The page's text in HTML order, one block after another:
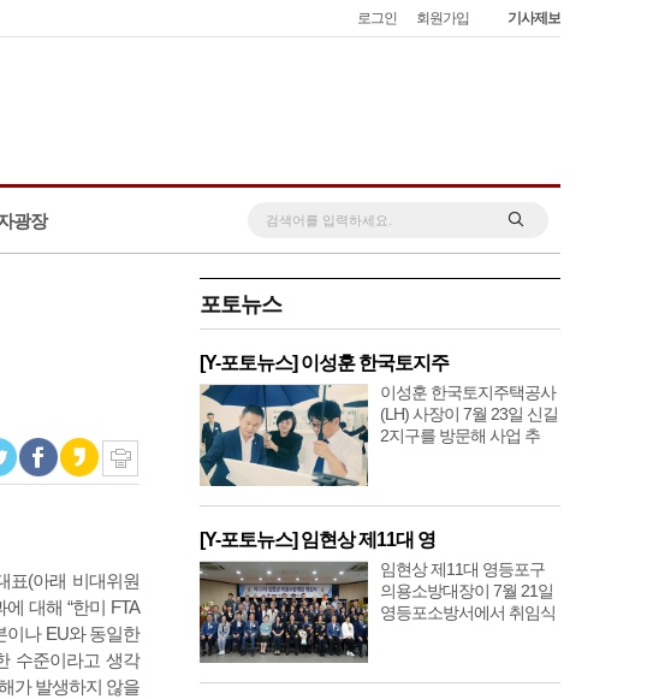
로그인 회원가입 기사제보
광장
표(아래 비대위원
대해 “한미 FTA
이나 EU와 동일한
수준이라고 생각
가 발생하지 않을
포토뉴스
[Y-포토뉴스] 이성훈 한국토지주
이성훈 한국토지주택공사
(LH) 사장이 7월 23일 신길
2지구를 방문해 사업 추
[Y-포토뉴스] 임현상 제11대 영
임현상 제11대 영등포구
의용소방대장이 7월 21일
영등포소방서에서 취임식